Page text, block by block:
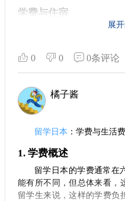
和服务，大大简化申请流程。
算的项目。开学前，建议你
费、住宿费、日常消费等。
日本时，要适应的消费文化
免在学习过程中感到经济压力
选择合适的住宿是留学
择校内宿舍还是校外租赁，
国他乡，拥有一个温馨的
活。
学费与住宿
的一部
公寓，租金大约在5000到
日常开支
说到日常开销，饮食、
3000到5000日元之间。这
打工与生活
在东京打工的留学生不
基础和工作许可。虽然打工
展
0 0 0条评论
橘子酱
留学日本 ：学费与生活
1. 学费概述
留学日本的学费通常在
能有所不同，但总体来看，
留学生来说，这样的学费负